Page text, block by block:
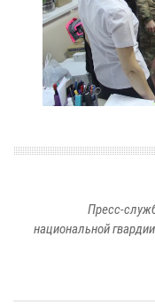
Пресс-
национальной